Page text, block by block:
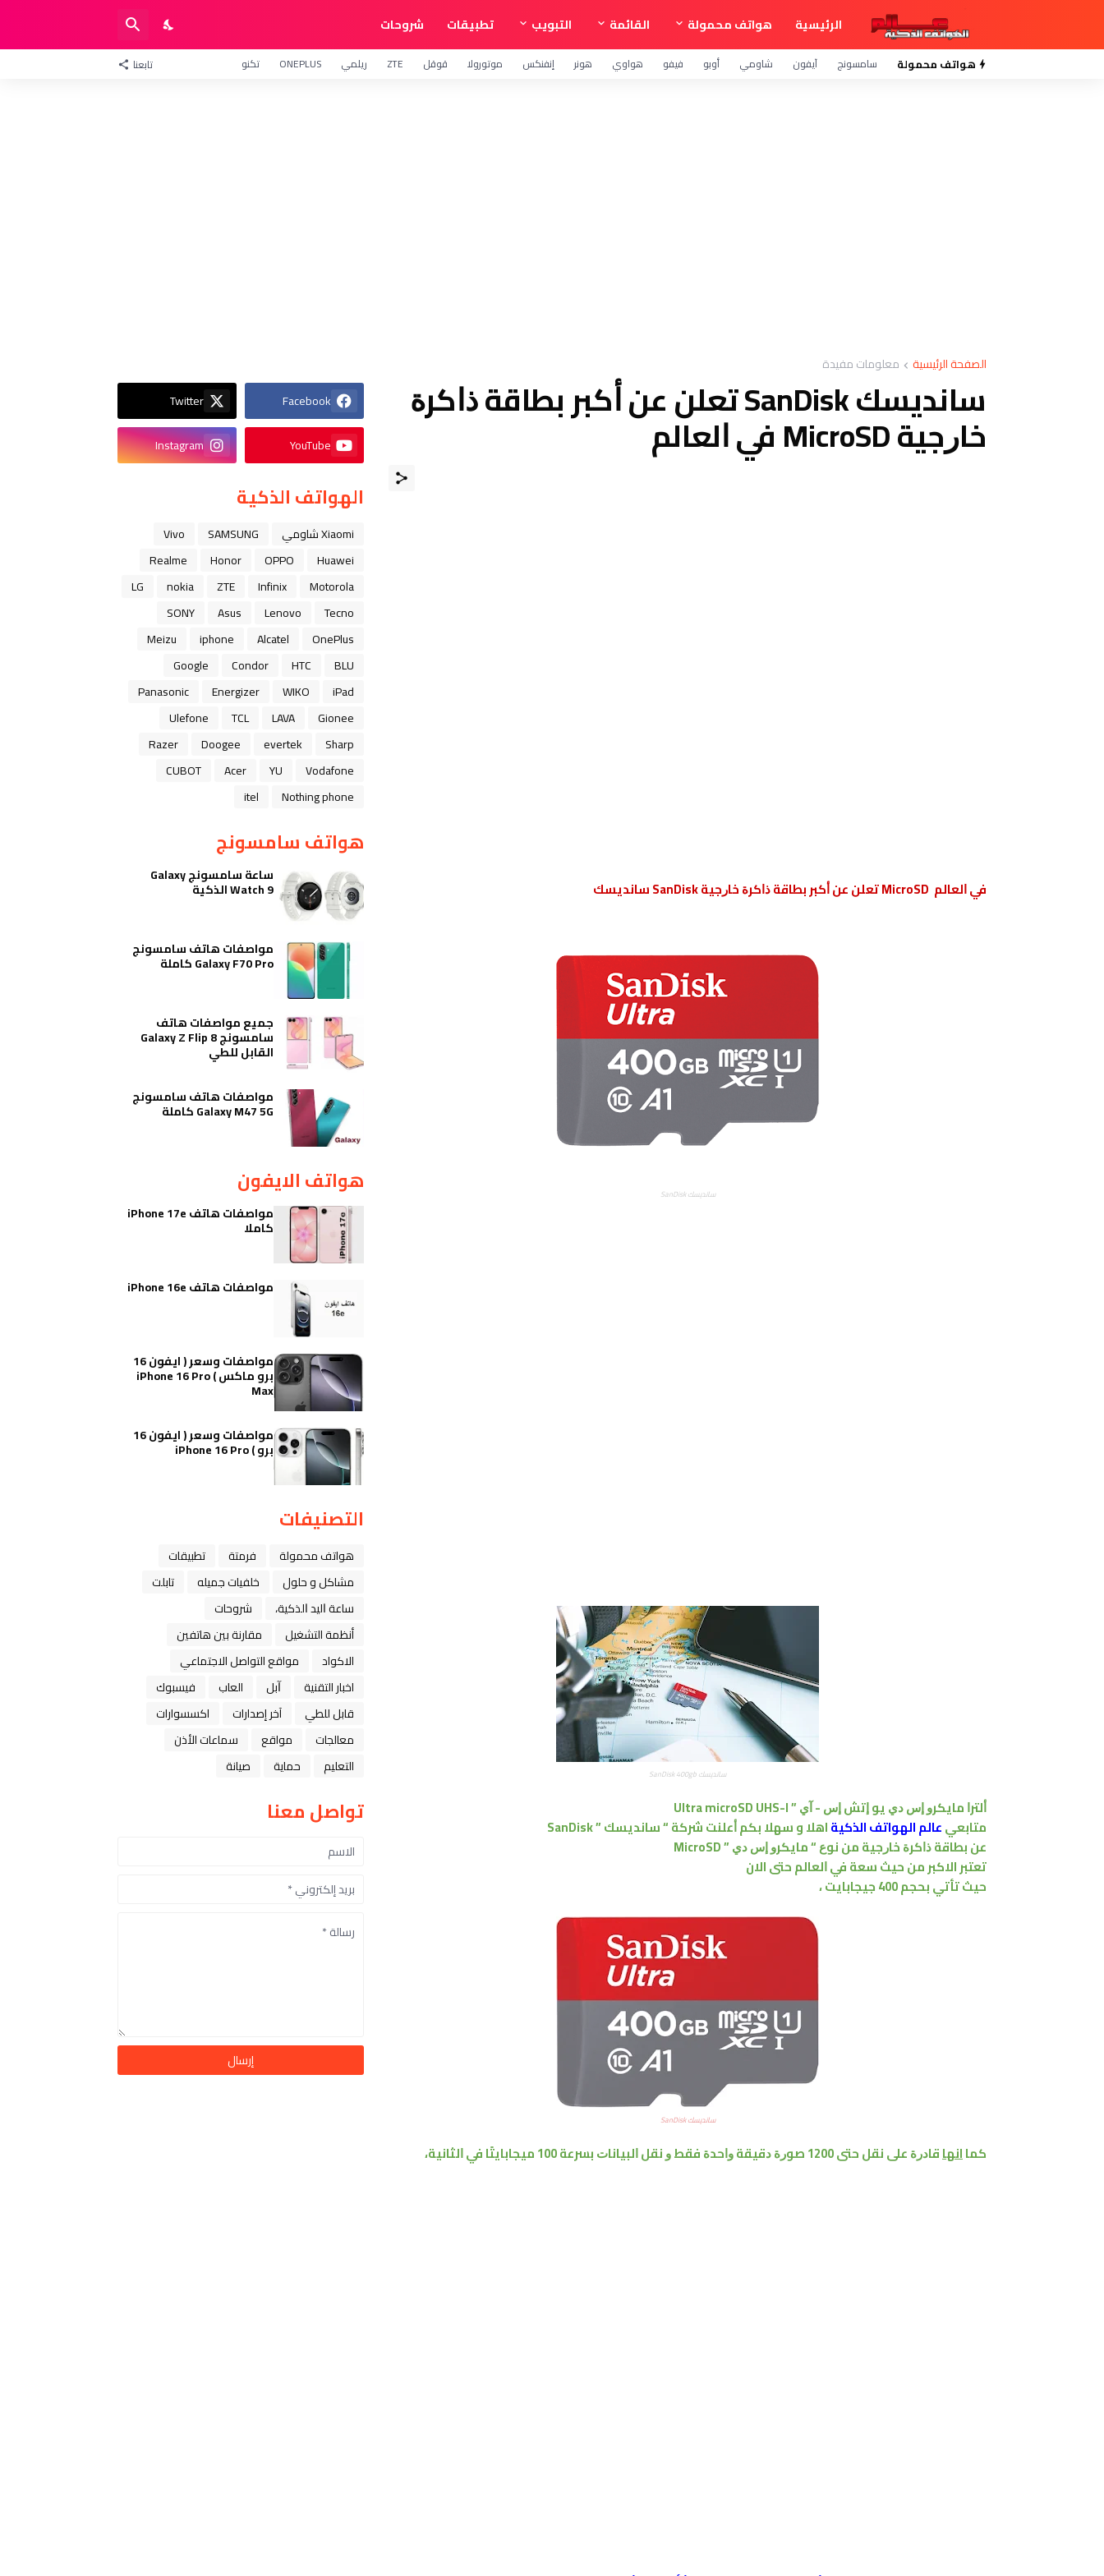
الرئيسية هواتف محمولة القائمة التبويب تطبيقات شروحات
هواتف محمولة سامسونج آيفون شاومي أوبو فيفو هواوي هونر إنفنكس موتورولا قوقل ZTE ريلمي ONEPLUS تكنو تابعنا
الصفحة الرئيسية معلومات مفيدة
ﺳﺎﻧﺪﻳﺴﻚ SanDisk ﺗﻌﻠﻦ ﻋﻦ ﺃﻛﺒﺮ ﺑﻄﺎﻗﺔ ﺫﺍﻛﺮﺓ
ﺧﺎﺭﺟﻴﺔ MicroSD ﻓﻲ ﺍﻟﻌﺎﻟﻢ
ﺳﺎﻧﺪﻳﺴﻚ SanDisk ﺗﻌﻠﻦ ﻋﻦ ﺃﻛﺒﺮ ﺑﻄﺎﻗﺔ ﺫﺍﻛﺮﺓ ﺧﺎﺭﺟﻴﺔ MicroSD ﻓﻲ ﺍﻟﻌﺎﻟﻢ
ﺳﺎﻧﺪﻳﺴﻚ SanDisk
ﺳﺎﻧﺪﻳﺴﻚ SanDisk 400gb
ﺃﻟﺘﺮﺍ ﻣﺎﻳﻜﺮﻭ ﺇﺱ ﺩﻱ ﻳﻮ ﺇﺗﺶ ﺇﺱ - ﺁﻱ ” Ultra microSD UHS-I
متابعيعالم الهواتف الذكيةاهلا و سهلا بكم ﺃﻋﻠﻨﺖ ﺷﺮﻛﺔ “ ﺳﺎﻧﺪﻳﺴﻚ ” SanDisk
ﻋﻦ ﺑﻄﺎﻗﺔ ﺫﺍﻛﺮﺓ ﺧﺎﺭﺟﻴﺔ ﻣﻦ ﻧﻮﻉ “ ﻣﺎﻳﻜﺮﻭ ﺇﺱ ﺩﻱ ” MicroSD
تعتبر الاكبر من حيث ﺳﻌﺔ ﻓﻲ ﺍﻟﻌﺎﻟﻢ حتى الان
حيث تأتي ﺑﺤﺠﻢ 400 ﺟﻴﺠﺎﺑﺎﻳﺖ ،
ﺳﺎﻧﺪﻳﺴﻚ SanDisk
كماانهاﻗﺎﺩﺭﺓ ﻋﻠﻰ ﻧﻘﻞ ﺣﺘﻰ 1200 ﺻﻮﺭﺓ ﺩﻗﻴﻘﺔ ﻭﺍﺣﺪﺓ ﻓﻘﻂ ﻭ ﻧﻘﻞ ﺍﻟﺒﻴﺎﻧﺎﺕ ﺑﺴﺮﻋﺔ 100 ﻣﻴﺠﺎﺑﺎﻳﺘًﺎ ﻓﻲ ﺍﻟﺜﺎﻧﻴﺔ،
Facebook
Twitter
YouTube
Instagram
الهواتف الذكية
Xiaomi شاومي SAMSUNG
Vivo
Huawei
OPPO
Honor
Realme
Motorola
Infinix
ZTE
nokia
LG
Tecno
Lenovo
Asus
SONY
OnePlus
Alcatel
iphone
Meizu
BLU
HTC
Condor
Google
iPad
WIKO
Energizer
Panasonic
Gionee
LAVA
TCL
Ulefone
Sharp
evertek
Doogee
Razer
Vodafone
YU
Acer
CUBOT
Nothing phone
itel
هواتف سامسونج
ساعة سامسونج Galaxy
Watch 9 الذكية
مواصفات هاتف سامسونج
Galaxy F70 Pro كاملة
جميع مواصفات هاتف
سامسونج Galaxy Z Flip 8
القابل للطي
مواصفات هاتف سامسونج
Galaxy M47 5G كاملة
هواتف الايفون
مواصفات هاتف iPhone 17e
كاملا
مواصفات هاتف iPhone 16e
مواصفات وسعر ( ايفون 16
برو ماكس ) iPhone 16 Pro
Max
مواصفات وسعر ( ايفون 16
برو ) iPhone 16 Pro
التصنيفات
هواتف محمولة فرمتة
تطبيقات
مشاكل و حلول
خلفيات جميله
تابلت
ﺳﺎﻋﺔ ﺍﻟﻴﺪ ﺍﻟﺬﻛﻴﺔ،
شروحات
أنظمة التشغيل
مقارنة بين هاتفين
الاكواد
مواقع التواصل الاجتماعي
اخبار التقنية
ﺁﺑﻞ العاب
فيسبوك
قابل للطي
آخر إصدارات
اكسسوارات
معالجات
مواقع
سماعات الأذن
التعليم
حماية صيانة
تواصل معنا